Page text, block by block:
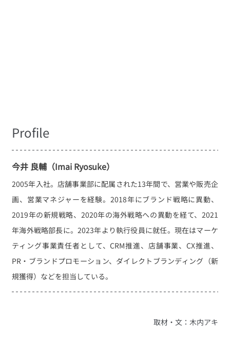
Profile
今井 良輔（Imai Ryosuke）
2005年入社。店舗事業部に配属された13年間で、営業や販売企
画、営業マネジャーを経験。2018年にブランド戦略に異動、
2019年の新規戦略、2020年の海外戦略への異動を経て、2021
年海外戦略部長に。2023年より執行役員に就任。現在はマーケ
ティング事業責任者として、CRM推進、店舗事業、CX推進、
PR・ブランドプロモーション、ダイレクトブランディング（新
規獲得）などを担当している。
取材・文：木内アキ